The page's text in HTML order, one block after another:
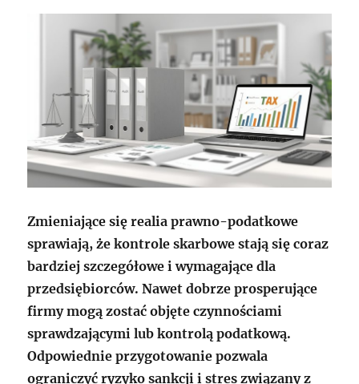
Zmieniające się realia prawno-podatkowe
sprawiają, że kontrole skarbowe stają się coraz
bardziej szczegółowe i wymagające dla
przedsiębiorców. Nawet dobrze prosperujące
firmy mogą zostać objęte czynnościami
sprawdzającymi lub kontrolą podatkową.
Odpowiednie przygotowanie pozwala
ograniczyć ryzyko sankcji i stres związany z